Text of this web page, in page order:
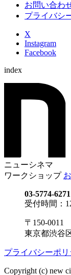
お問い合わ
プライバシ
X
Instagram
Facebook
index
ニューシネマ
ワークショップ
03-5774-6271
受付時間：
〒150-0011
東京都渋谷
プライバシーポリ
Copyright (c) new